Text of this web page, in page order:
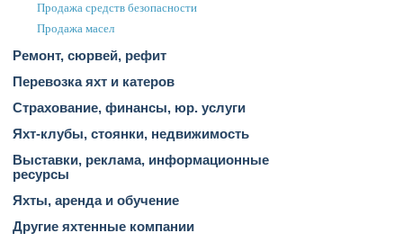
Продажа средств безопасности
Продажа масел
Ремонт, сюрвей, рефит
Перевозка яхт и катеров
Страхование, финансы, юр. услуги
Яхт-клубы, стоянки, недвижимость
Выставки, реклама, информационные
ресурсы
Яхты, аренда и обучение
Другие яхтенные компании